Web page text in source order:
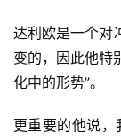
达利欧是一个对
变的，因此他特
化中的形势”。
更重要的他说，